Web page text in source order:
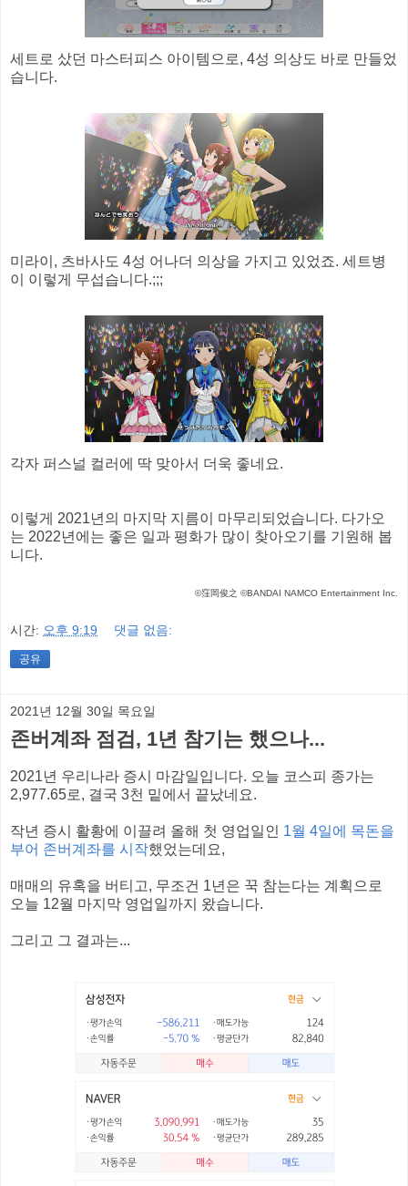
세트로 샀던 마스터피스 아이템으로, 4성 의상도 바로 만들었
습니다.
미라이, 츠바사도 4성 어나더 의상을 가지고 있었죠. 세트병
이 이렇게 무섭습니다.;;;
각자 퍼스널 컬러에 딱 맞아서 더욱 좋네요.
이렇게 2021년의 마지막 지름이 마무리되었습니다. 다가오
는 2022년에는 좋은 일과 평화가 많이 찾아오기를 기원해 봅
니다.
©窪岡俊之 ©BANDAI NAMCO Entertainment Inc.
시간: 오후 9:19 댓글 없음:
공유
2021년 12월 30일 목요일
존버계좌 점검, 1년 참기는 했으나...
2021년 우리나라 증시 마감일입니다. 오늘 코스피 종가는
2,977.65로, 결국 3천 밑에서 끝났네요.
작년 증시 활황에 이끌려 올해 첫 영업일인 1월 4일에 목돈을
부어 존버계좌를 시작했었는데요,
매매의 유혹을 버티고, 무조건 1년은 꾹 참는다는 계획으로
오늘 12월 마지막 영업일까지 왔습니다.
그리고 그 결과는...